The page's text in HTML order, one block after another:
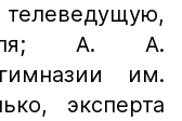
А. А.
им.
эксперта